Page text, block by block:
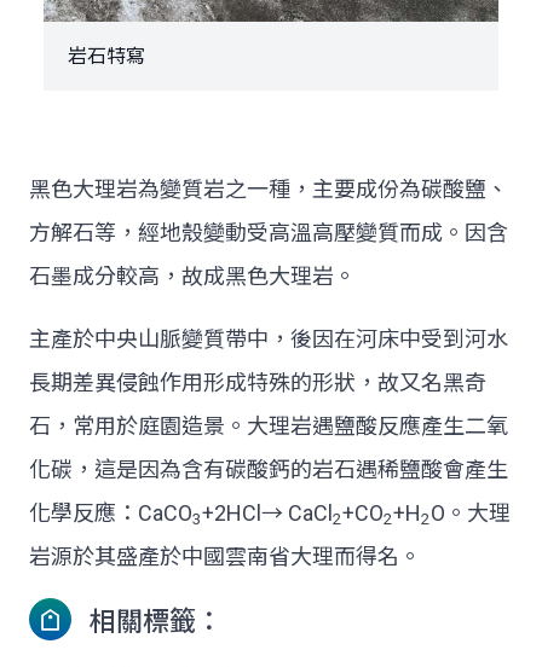
岩石特寫
黑色大理岩為變質岩之一種，主要成份為碳酸鹽、
方解石等，經地殼變動受高溫高壓變質而成。因含
石墨成分較高，故成黑色大理岩。
主產於中央山脈變質帶中，後因在河床中受到河水
長期差異侵蝕作用形成特殊的形狀，故又名黑奇
石，常用於庭園造景。大理岩遇鹽酸反應產生二氧
化碳，這是因為含有碳酸鈣的岩石遇稀鹽酸會產生
化學反應：CaCO3+2HCl→ CaCl 2+CO2+H2O。大理
岩源於其盛產於中國雲南省大理而得名。
相關標籤：